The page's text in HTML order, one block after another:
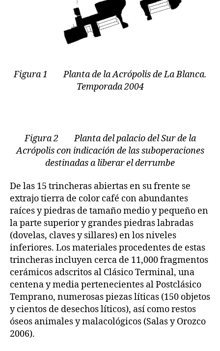
Figura 1 Planta de la Acrópolis de La Blanca.
Temporada 2004
Figura 2 Planta del palacio del Sur de la
Acrópolis con indicación de las suboperaciones
destinadas a liberar el derrumbe
De las 15 trincheras abiertas en su frente se
extrajo tierra de color café con abundantes
raíces y piedras de tamaño medio y pequeño en
la parte superior y grandes piedras labradas
(dovelas, claves y sillares) en los niveles
inferiores. Los materiales procedentes de estas
trincheras incluyen cerca de 11,000 fragmentos
cerámicos adscritos al Clásico Terminal, una
centena y media pertenecientes al Postclásico
Temprano, numerosas piezas líticas (150 objetos
y cientos de desechos líticos), así como restos
óseos animales y malacológicos (Salas y Orozco
2006).